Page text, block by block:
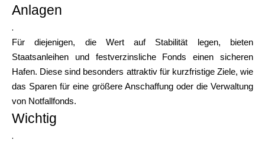
ask@scrambleup.com
+372 712 2955
Anlagen
.
Für diejenigen, die Wert auf Stabilität legen, bieten
Staatsanleihen und festverzinsliche Fonds einen sicheren
Hafen. Diese sind besonders attraktiv für kurzfristige Ziele, wie
das Sparen für eine größere Anschaffung oder die Verwaltung
von Notfallfonds.
Wichtig
.